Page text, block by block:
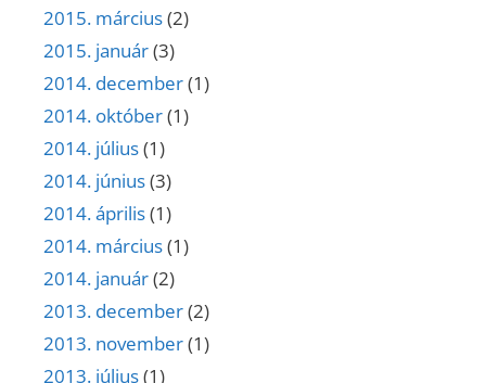
2015. március(2)
2015. január(3)
2014. december(1)
2014. október(1)
2014. július(1)
2014. június(3)
2014. április(1)
2014. március(1)
2014. január(2)
2013. december(2)
2013. november(1)
2013. július(1)